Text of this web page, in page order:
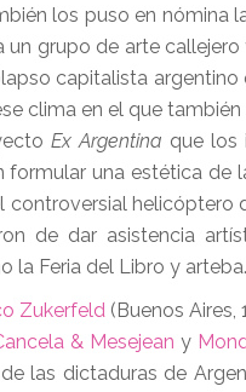
los puso en nómina
un grupo de arte
capitalista
clima en el que
Ex Argentina que los
formular una estética
controversial
de dar asistencia
la Feria del Libro y arteba.
Zukerfeld (Buenos Aires,
& Mesejean y
las dictaduras de